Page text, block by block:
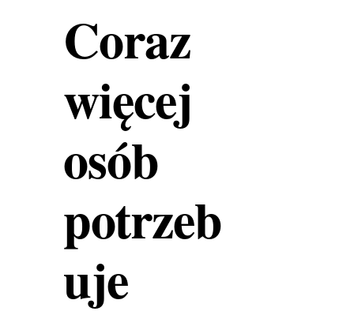
Coraz
więcej
osób
potrzeb
uje